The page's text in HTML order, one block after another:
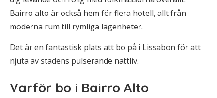
Bairro alto är också hem för flera hotell, allt från
moderna rum till rymliga lägenheter.
Det är en fantastisk plats att bo på i Lissabon för att
njuta av stadens pulserande nattliv.
Varför bo i Bairro Alto